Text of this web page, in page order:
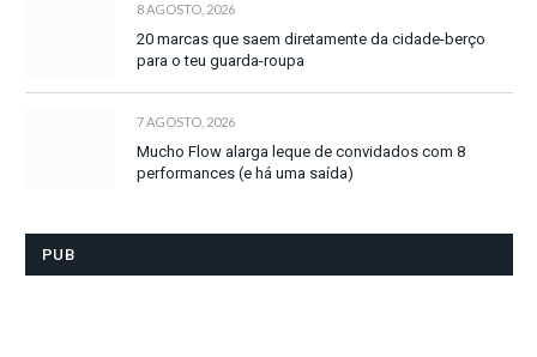
8 AGOSTO, 2026
20 marcas que saem diretamente da cidade-berço
para o teu guarda-roupa
7 AGOSTO, 2026
Mucho Flow alarga leque de convidados com 8
performances (e há uma saída)
PUB